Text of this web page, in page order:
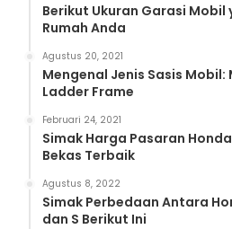
Berikut Ukuran Garasi Mobil
Rumah Anda
Agustus 20, 2021
Mengenal Jenis Sasis Mobil:
Ladder Frame
Februari 24, 2021
Simak Harga Pasaran
Bekas Terbaik
Agustus 8, 2022
Simak Perbedaan Antara
dan S Berikut Ini